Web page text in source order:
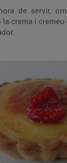
de servir,
i cremeu-la amb la pala